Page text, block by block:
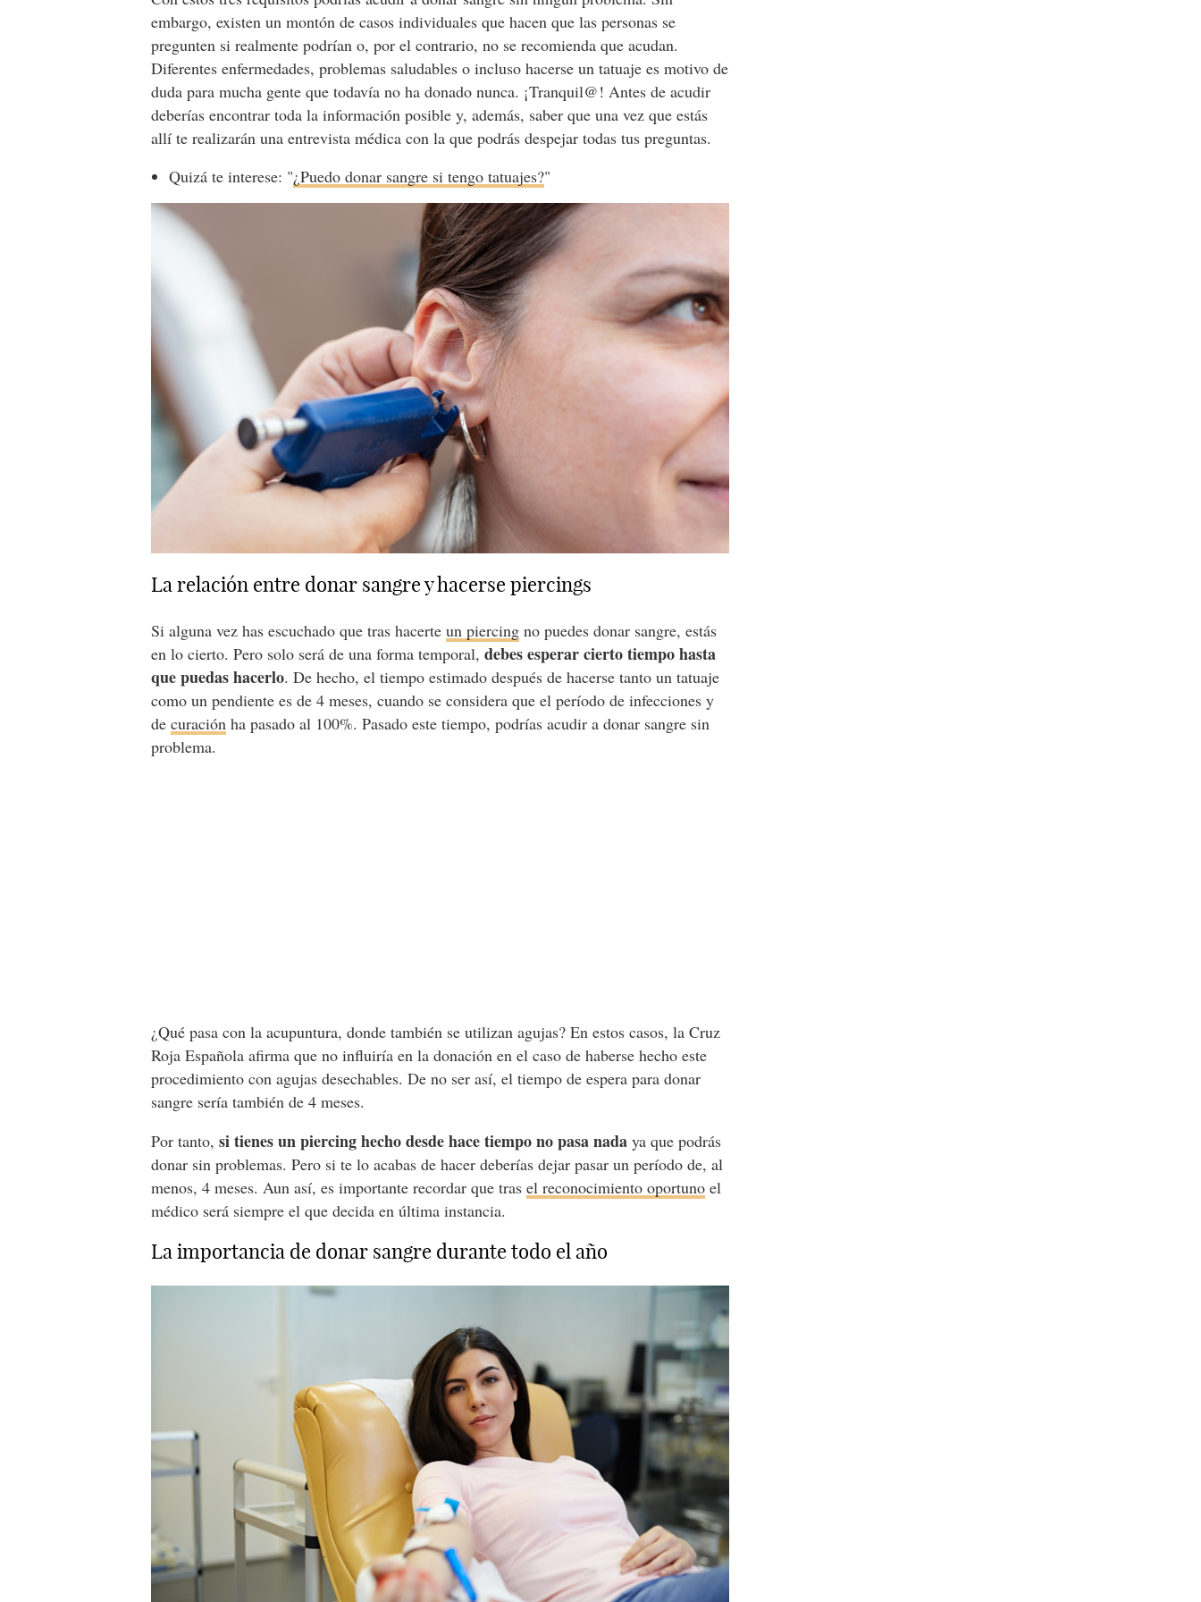
embargo, existen un montón de casos individuales que hacen que las personas se
pregunten si realmente podrían o, por el contrario, no se recomienda que acudan.
Diferentes enfermedades, problemas saludables o incluso hacerse un tatuaje es motivo de
duda para mucha gente que todavía no ha donado nunca. ¡Tranquil@! Antes de acudir
deberías encontrar toda la información posible y, además, saber que una vez que estás
allí te realizarán una entrevista médica con la que podrás despejar todas tus preguntas.
Quizá te interese: "¿Puedo donar sangre si tengo tatuajes?"
La relación entre donar sangre y hacerse piercings
Si alguna vez has escuchado que tras hacerteun piercing no puedes donar sangre, estás
en lo cierto. Pero solo será de una forma temporal, debes esperar cierto tiempo hasta
que puedas hacerlo. De hecho, el tiempo estimado después de hacerse tanto un tatuaje
como un pendiente es de 4 meses, cuando se considera que el período de infecciones y
decuración ha pasado al 100%. Pasado este tiempo, podrías acudir a donar sangre sin
problema.
¿Qué pasa con la acupuntura, donde también se utilizan agujas? En estos casos, la Cruz
Roja Española afirma que no influiría en la donación en el caso de haberse hecho este
procedimiento con agujas desechables. De no ser así, el tiempo de espera para donar
sangre sería también de 4 meses.
Por tanto,si tienes un piercing hecho desde hace tiempo no pasa nada ya que podrás
donar sin problemas. Pero si te lo acabas de hacer deberías dejar pasar un período de, al
menos, 4 meses. Aun así, es importante recordar que trasel reconocimiento oportuno el
médico será siempre el que decida en última instancia.
La importancia de donar sangre durante todo el año